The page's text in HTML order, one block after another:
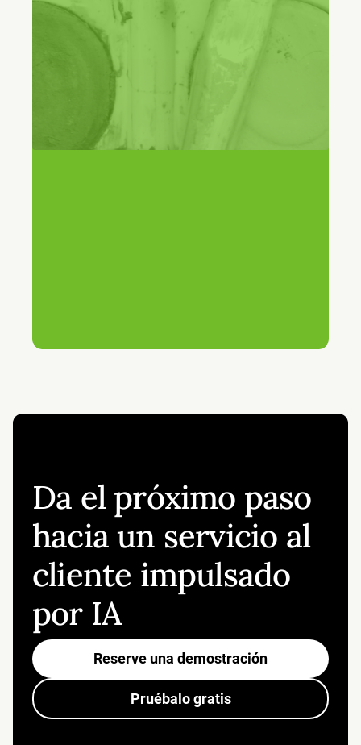
Da el próximo paso
hacia un servicio al
cliente impulsado
por IA
Reserve una demostración
Pruébalo gratis